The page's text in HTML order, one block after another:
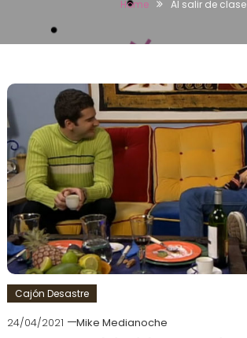
Home Al salir de clase
Cajón Desastre
24/04/2021
Mike Medianoche